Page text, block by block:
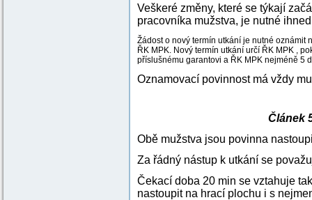
Veškeré změny, které se týkají
pracovníka mužstva, je nutné
Žádost o nový termín utkání je nutné
ŘK MPK. Nový termín utkání určí ŘK MPK ,
příslušnému garantovi a ŘK MPK nejméně 5
Oznamovací povinnost má vždy
Článek
Obě mužstva jsou povinna
Za řádný nástup k utkání se
Čekací doba 20 min se vztahuje
nastoupit na hrací plochu i s